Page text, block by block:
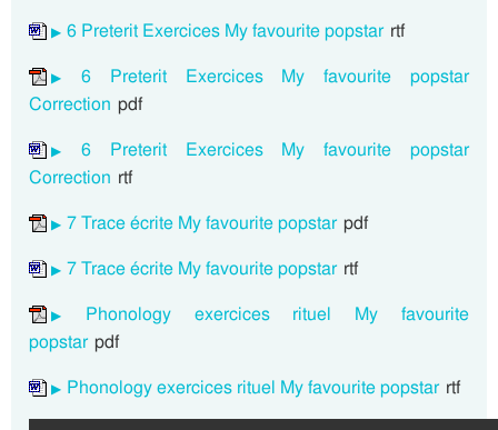
6 Preterit Exercices My favourite popstar rtf
6 Preterit Exercices My favourite popstar
Correction pdf
6 Preterit Exercices My favourite popstar
Correction rtf
7 Trace écrite My favourite popstar pdf
7 Trace écrite My favourite popstar rtf
Phonology exercices rituel My favourite
popstar pdf
Phonology exercices rituel My favourite popstar rtf